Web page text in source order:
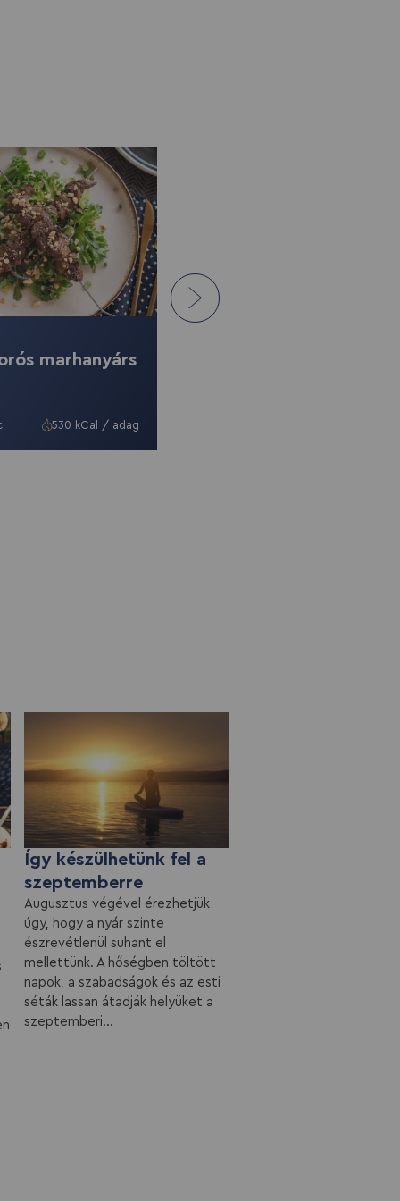
marhanyárs
530 kCal / adag
Így készülhetünk fel a
szeptemberre
Augusztus végével érezhetjük
úgy, hogy a nyár szinte
észrevétlenül suhant el
mellettünk. A hőségben töltött
napok, a szabadságok és az esti
séták lassan átadják helyüket a
szeptemberi...